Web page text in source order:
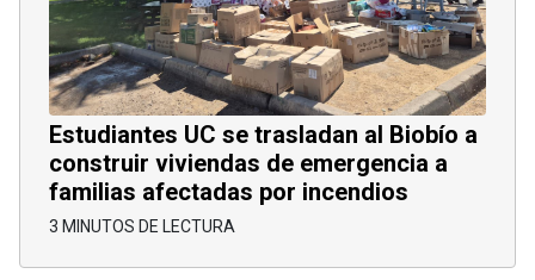
Estudiantes UC se trasladan al Biobío a
construir viviendas de emergencia a
familias afectadas por incendios
3 MINUTOS DE LECTURA